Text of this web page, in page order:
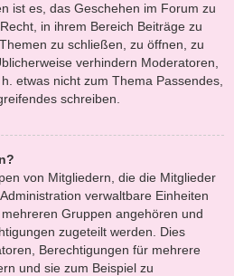
ist es, das Geschehen im Forum zu
in ihrem Bereich Beiträge zu
zu schließen, zu öffnen, zu
verhindern Moderatoren,
etwas nicht zum Thema Passendes,
schreiben.
von Mitgliedern, die die Mitglieder
verwaltbare Einheiten
Gruppen angehören und
zugeteilt werden. Dies
Berechtigungen für mehrere
und sie zum Beispiel zu